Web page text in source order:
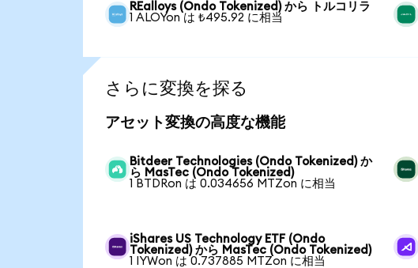
REalloys (Ondo Tokenized) から トルコリラ
1 ALOYon は ₺495.92 に相当
さらに変換を探る
アセット変換の高度な機能
Bitdeer Technologies (Ondo Tokenized) か
ら MasTec (Ondo Tokenized)
1 BTDRon は 0.034656 MTZon に相当
iShares US Technology ETF (Ondo
Tokenized) から MasTec (Ondo Tokenized)
1 IYWon は 0.737885 MTZon に相当